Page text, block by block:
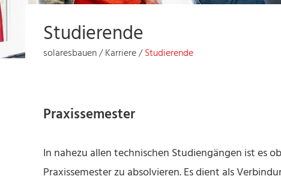
Studierende
solaresbauen/Karriere/Studierende
Praxissemester
In nahezu allen technischen Studiengängen ist es
Praxissemester zu absolvieren. Es dient als